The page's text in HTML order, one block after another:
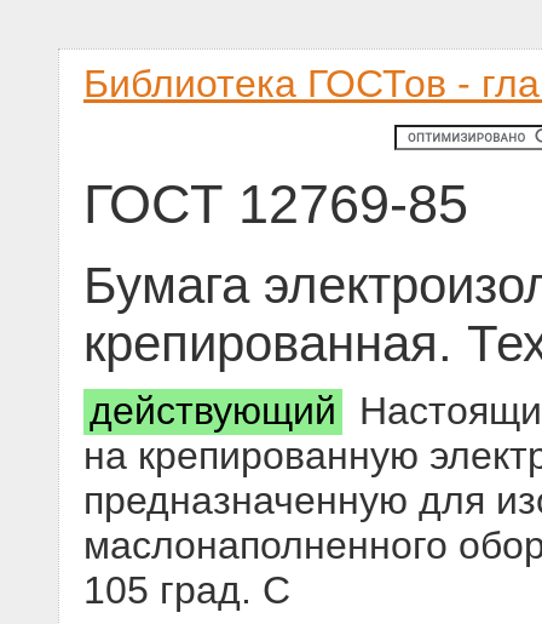
Библиотека ГОСТов -
ГОСТ 12769-85
Бумага
крепированная.
действующий
на крепированную
предназначенную для
маслонаполненного
105 град. С